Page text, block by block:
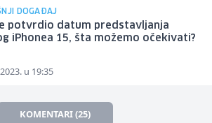
DOGAĐAJ
potvrdio datum predstavljanja
iPhonea 15, šta možemo očekivati?
u 19:35
KOMENTARI (25)